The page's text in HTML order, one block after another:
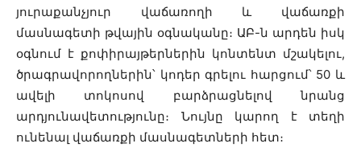
յուրաքանչյուր վաճառողի և վաճառքի
մասնագետի թվային օգնականը։ ԱԲ-ն արդեն իսկ
օգնում է քոփիրայթերներին կոնտենտ մշակելու,
ծրագրավորողներին՝ կոդեր գրելու հարցում՝ 50 և
ավելի տոկոսով բարձրացնելով նրանց
արդյունավետությունը։ Նույնը կարող է տեղի
ունենալ վաճառքի մասնագետների հետ։